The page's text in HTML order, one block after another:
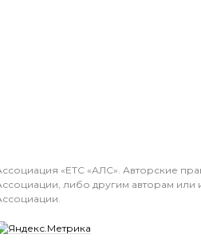
«ЕТС «АЛС». Авторские
либо другим авторам